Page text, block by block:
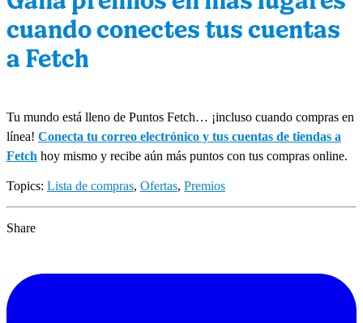
cuando conectes tus cuentas
a Fetch
Tu mundo está lleno de Puntos Fetch… ¡incluso cuando compras en
línea! Conecta tu correo electrónico y tus cuentas de tiendas a
Fetch hoy mismo y recibe aún más puntos con tus compras online.
Topics: Lista de compras, Ofertas, Premios
Share